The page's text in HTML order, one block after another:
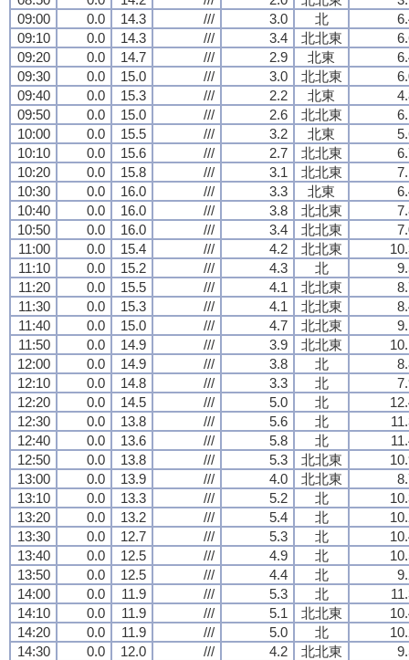
09:00
0.0 14.3 /// 3.0 北
09:10
0.0 14.3 /// 3.4 北北東
09:20
0.0 14.7 /// 2.9 北東
09:30
0.0 15.0 /// 3.0 北北東
09:40
0.0 15.3 /// 2.2 北東
09:50
0.0 15.0 /// 2.6 北北東
10:00
0.0 15.5 /// 3.2 北東
10:10
0.0 15.6 /// 2.7 北北東
10:20
0.0 15.8 /// 3.1 北北東
10:30
0.0 16.0 /// 3.3 北東
10:40
0.0 16.0 /// 3.8 北北東
10:50
0.0 16.0 /// 3.4 北北東
11:00
0.0 15.4 /// 4.2 北北東
11:10
0.0 15.2 /// 4.3 北
11:20
0.0 15.5 /// 4.1 北北東
11:30
0.0 15.3 /// 4.1 北北東
11:40
0.0 15.0 /// 4.7 北北東
11:50
0.0 14.9 /// 3.9 北北東
12:00
0.0 14.9 /// 3.8 北
12:10
0.0 14.8 /// 3.3 北
12:20
0.0 14.5 /// 5.0 北
12:30
0.0 13.8 /// 5.6 北
12:40
0.0 13.6 /// 5.8 北
12:50
0.0 13.8 /// 5.3 北北東
13:00
0.0 13.9 /// 4.0 北北東
13:10
0.0 13.3 /// 5.2 北
13:20
0.0 13.2 /// 5.4 北
13:30
0.0 12.7 /// 5.3 北
13:40
0.0 12.5 /// 4.9 北
13:50
0.0 12.5 /// 4.4 北
14:00
0.0 11.9 /// 5.3 北
14:10
0.0 11.9 /// 5.1 北北東
14:20
0.0 11.9 /// 5.0 北
14:30
0.0 12.0 /// 4.2 北北東